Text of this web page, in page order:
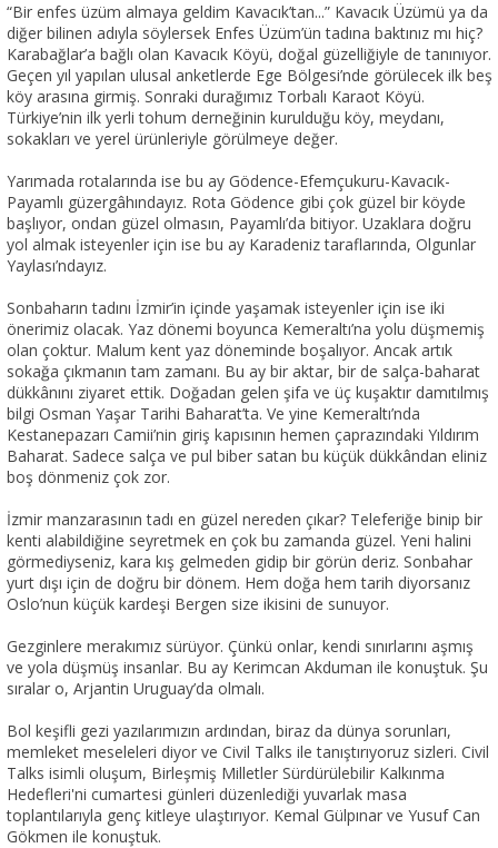
“Bir enfes üzüm almaya geldim Kavacık’tan...” Kavacık Üzümü ya da
diğer bilinen adıyla söylersek Enfes Üzüm’ün tadına baktınız mı hiç?
Karabağlar’a bağlı olan Kavacık Köyü, doğal güzelliğiyle de tanınıyor.
Geçen yıl yapılan ulusal anketlerde Ege Bölgesi’nde görülecek ilk beş
köy arasına girmiş. Sonraki durağımız Torbalı Karaot Köyü.
Türkiye’nin ilk yerli tohum derneğinin kurulduğu köy, meydanı,
sokakları ve yerel ürünleriyle görülmeye değer.
Yarımada rotalarında ise bu ay Gödence-Efemçukuru-Kavacık-
Payamlı güzergâhındayız. Rota Gödence gibi çok güzel bir köyde
başlıyor, ondan güzel olmasın, Payamlı’da bitiyor. Uzaklara doğru
yol almak isteyenler için ise bu ay Karadeniz taraflarında, Olgunlar
Yaylası’ndayız.
Sonbaharın tadını İzmir’in içinde yaşamak isteyenler için ise iki
önerimiz olacak. Yaz dönemi boyunca Kemeraltı’na yolu düşmemiş
olan çoktur. Malum kent yaz döneminde boşalıyor. Ancak artık
sokağa çıkmanın tam zamanı. Bu ay bir aktar, bir de salça-baharat
dükkânını ziyaret ettik. Doğadan gelen şifa ve üç kuşaktır damıtılmış
bilgi Osman Yaşar Tarihi Baharat’ta. Ve yine Kemeraltı’nda
Kestanepazarı Camii’nin giriş kapısının hemen çaprazındaki Yıldırım
Baharat. Sadece salça ve pul biber satan bu küçük dükkândan eliniz
boş dönmeniz çok zor.
İzmir manzarasının tadı en güzel nereden çıkar? Teleferiğe binip bir
kenti alabildiğine seyretmek en çok bu zamanda güzel. Yeni halini
görmediyseniz, kara kış gelmeden gidip bir görün deriz. Sonbahar
yurt dışı için de doğru bir dönem. Hem doğa hem tarih diyorsanız
Oslo’nun küçük kardeşi Bergen size ikisini de sunuyor.
Gezginlere merakımız sürüyor. Çünkü onlar, kendi sınırlarını aşmış
ve yola düşmüş insanlar. Bu ay Kerimcan Akduman ile konuştuk. Şu
sıralar o, Arjantin Uruguay’da olmalı.
Bol keşifli gezi yazılarımızın ardından, biraz da dünya sorunları,
memleket meseleleri diyor ve Civil Talks ile tanıştırıyoruz sizleri. Civil
Talks isimli oluşum, Birleşmiş Milletler Sürdürülebilir Kalkınma
Hedefleri'ni cumartesi günleri düzenlediği yuvarlak masa
toplantılarıyla genç kitleye ulaştırıyor. Kemal Gülpınar ve Yusuf Can
Gökmen ile konuştuk.